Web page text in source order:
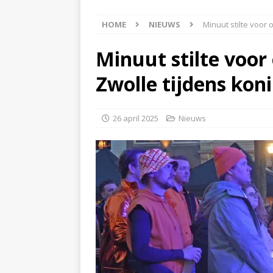
[ 6 augustus 2026 ]
NIEUWS
[ 7 augustus 2026 ]
HOME NIEUWS Minuut stilte voor
Minuut stilte voor
Zwolle tijdens
26 april 2025 Nieuws